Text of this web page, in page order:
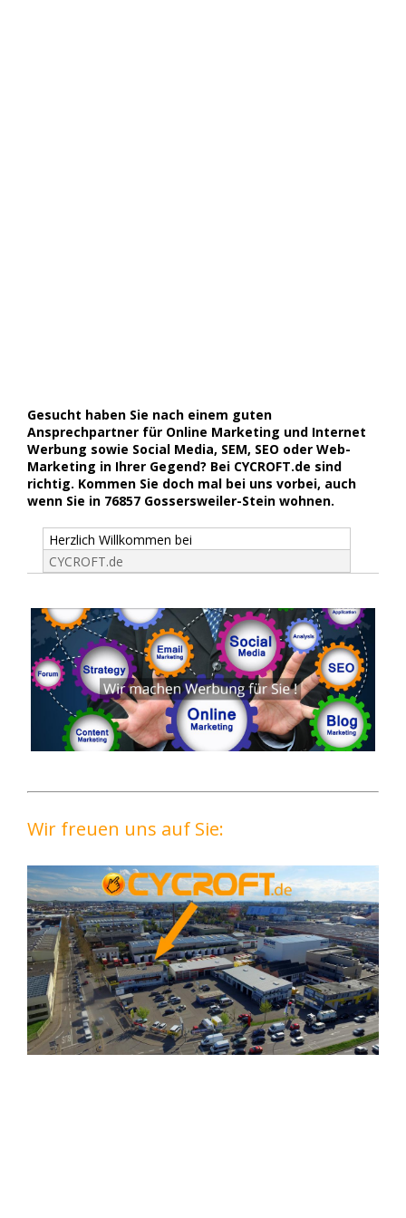
Gesucht haben Sie nach einem guten
Ansprechpartner für Online Marketing und Internet
Werbung sowie Social Media, SEM, SEO oder Web-
Marketing in Ihrer Gegend? Bei CYCROFT.de sind
richtig. Kommen Sie doch mal bei uns vorbei, auch
wenn Sie in 76857 Gossersweiler-Stein wohnen.
Herzlich Willkommen bei
CYCROFT.de
Wir freuen uns auf Sie: